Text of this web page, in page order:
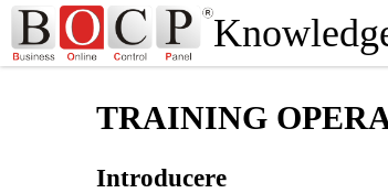
TRAINING
Introducere